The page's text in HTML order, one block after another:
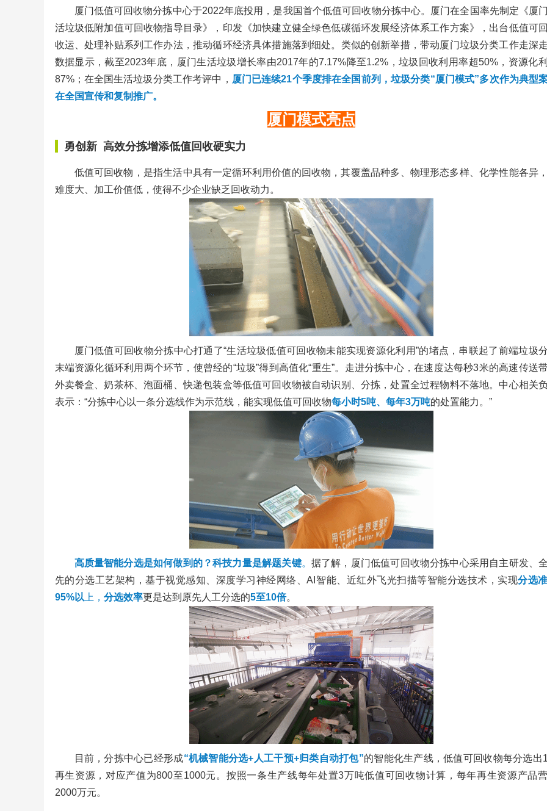
厦门低值可回收物分拣中心于2022年底投用，是我国首个低值可回收物分拣中心。厦门在全国率先制定《厦
活垃圾低附加值可回收物指导目录》，印发《加快建立健全绿色低碳循环发展经济体系工作方案》，出台低值可
收运、处理补贴系列工作办法，推动循环经济具体措施落到细处。类似的创新举措，带动厦门垃圾分类工作走深走
数据显示，截至2023年底，厦门生活垃圾增长率由2017年的7.17%降至1.2%，垃圾回收利用率超50%，资源化
87%；在全国生活垃圾分类工作考评中， 厦门已连续21个季度排在全国前列，垃圾分类“厦门模式”多次作为典型案
在全国宣传和复制推广。
厦门模式亮点
勇创新 高效分拣增添低值回收硬实力
低值可回收物，是指生活中具有一定循环利用价值的回收物，其覆盖品种多、物理形态多样、化学性能各异
难度大、加工价值低，使得不少企业缺乏回收动力。
厦门低值可回收物分拣中心打通了“生活垃圾低值可回收物未能实现资源化利用”的堵点，串联起了前端垃圾
末端资源化循环利用两个环节，使曾经的“垃圾”得到高值化“重生”。走进分拣中心，在速度达每秒3米的高速传送带
外卖餐盒、奶茶杯、泡面桶、快递包装盒等低值可回收物被自动识别、分拣，处置全过程物料不落地。中心相关
表示：“分拣中心以一条分选线作为示范线，能实现低值可回收物每小时5吨、每年3万吨的处置能力。”
高质量智能分选是如何做到的？科技力量是解题关键。 据了解，厦门低值可回收物分拣中心采用自主研发、
先的分选工艺架构，基于视觉感知、深度学习神经网络、AI智能、近红外飞光扫描等智能分选技术，实现分选
95%以 上， 分选效率更是达到原先人工分选的5至10倍。
目前，分拣中心已经形成“机械智能分选+人工干预+归类自动打包”的智能化生产线，低值可回收物每分选出
再生资源，对应产值为800至1000元。按照一条生产线每年处置3万吨低值可回收物计算，每年再生资源产品
2000万元。